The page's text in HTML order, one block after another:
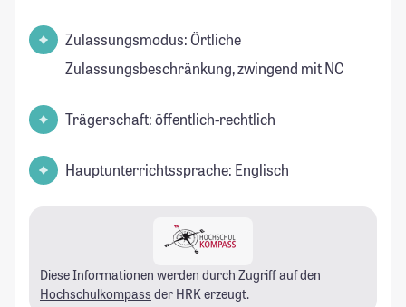
Zulassungsmodus: Örtliche
Zulassungsbeschränkung, zwingend mit NC
Trägerschaft: öffentlich-rechtlich
Hauptunterrichtssprache: Englisch
Diese Informationen werden durch Zugriff auf den
Hochschulkompass der HRK erzeugt.